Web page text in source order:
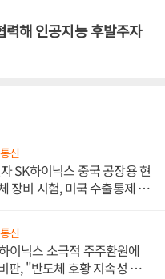
해 인공지능 후발주자
신
SK하이닉스 중국 공장용 현
장비 시험, 미국 수출통제 대
신
이닉스 소극적 주주환원에
판, "반도체 호황 지속성 의